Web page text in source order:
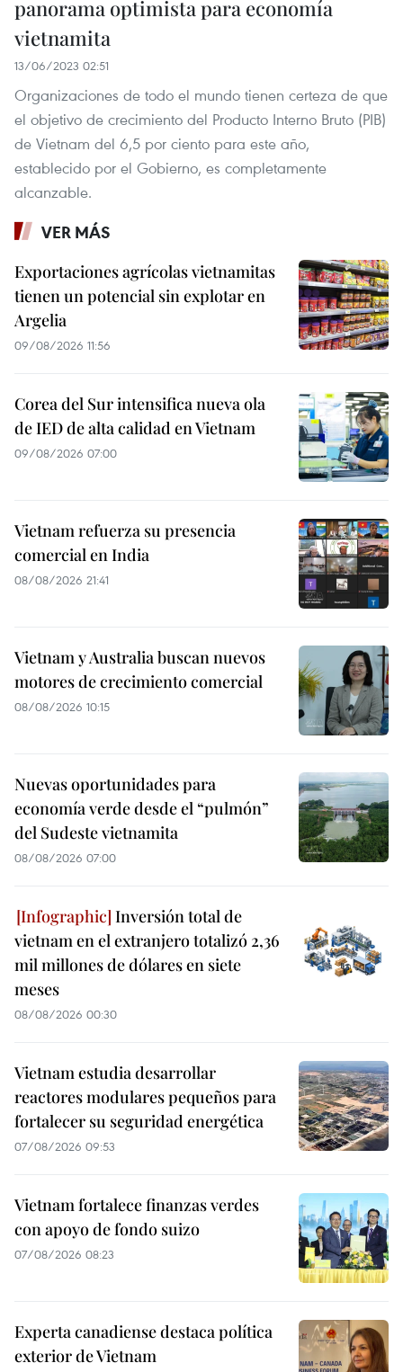
panorama optimista para economía
vietnamita
13/06/2023 02:51
Organizaciones de todo el mundo tienen certeza de que
el objetivo de crecimiento del Producto Interno Bruto (PIB)
de Vietnam del 6,5 por ciento para este año,
establecido por el Gobierno, es completamente
alcanzable.
VER MÁS
Exportaciones agrícolas vietnamitas
tienen un potencial sin explotar en
Argelia
09/08/2026 11:56
Corea del Sur intensifica nueva ola
de IED de alta calidad en Vietnam
09/08/2026 07:00
Vietnam refuerza su presencia
comercial en India
08/08/2026 21:41
Vietnam y Australia buscan nuevos
motores de crecimiento comercial
08/08/2026 10:15
Nuevas oportunidades para
economía verde desde el “pulmón”
del Sudeste vietnamita
08/08/2026 07:00
Inversión total de
vietnam en el extranjero totalizó 2,36
mil millones de dólares en siete
meses
08/08/2026 00:30
Vietnam estudia desarrollar
reactores modulares pequeños para
fortalecer su seguridad energética
07/08/2026 09:53
Vietnam fortalece finanzas verdes
con apoyo de fondo suizo
07/08/2026 08:23
Experta canadiense destaca política
exterior de Vietnam